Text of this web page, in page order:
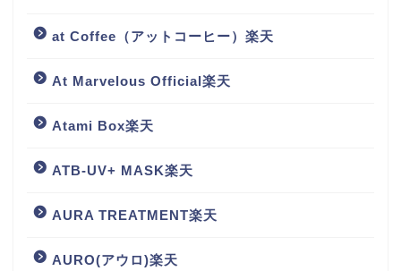
at Coffee（アットコーヒー）楽天
At Marvelous Official楽天
Atami Box楽天
ATB-UV+ MASK楽天
AURA TREATMENT楽天
AURO(アウロ)楽天